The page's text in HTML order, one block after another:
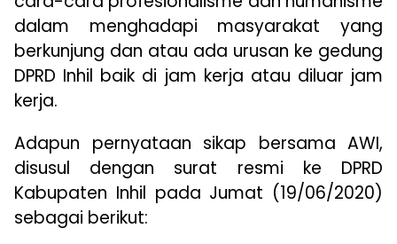
dalam menghadapi masyarakat yang
berkunjung dan atau ada urusan ke gedung
DPRD Inhil baik di jam kerja atau diluar jam
kerja.
Adapun pernyataan sikap bersama AWI,
disusul dengan surat resmi ke DPRD
Kabupaten Inhil pada Jumat (19/06/2020)
sebagai berikut: